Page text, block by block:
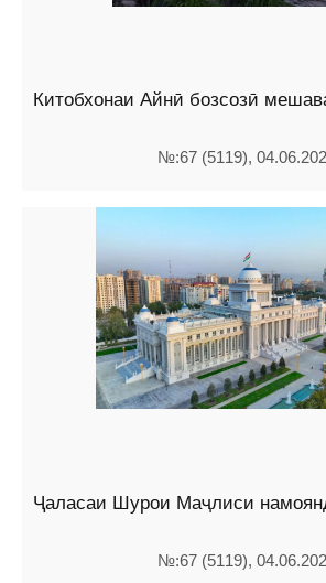
Китобхонаи Айнӣ бозсозӣ
№:67 (5119),
Ҷаласаи Шурои Маҷлиси
№:67 (5119),